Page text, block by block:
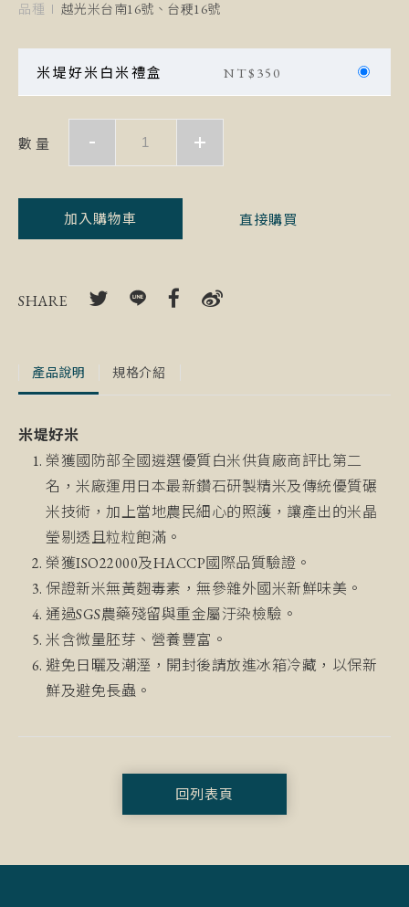
品種
越光米台南16號、台稉16號
米堤好米白米禮盒 NT$ 350
數 量
加入購物車 直接購買
SHARE
產品說明 規格介紹
米堤好米
榮獲國防部全國遴選優質白米供貨廠商評比第二
名，米廠運用日本最新鑽石研製精米及傳統優質碾
米技術，加上當地農民細心的照護，讓產出的米晶
瑩剔透且粒粒飽滿。
榮獲ISO22000及HACCP國際品質驗證。
保證新米無黃麴毒素，無參雜外國米新鮮味美。
通過SGS農藥殘留與重金屬汙染檢驗。
米含微量胚芽、營養豐富。
避免日曬及潮溼，開封後請放進冰箱冷藏，以保新
鮮及避免長蟲。
回列表頁